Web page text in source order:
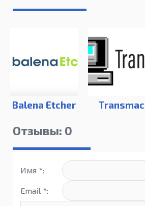
Balena Etcher Transmac
Отзывы: 0
Имя *:
Email *: